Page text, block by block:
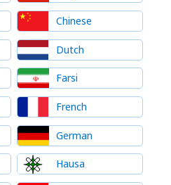
Chinese
Dutch
Farsi
French
German
Hausa